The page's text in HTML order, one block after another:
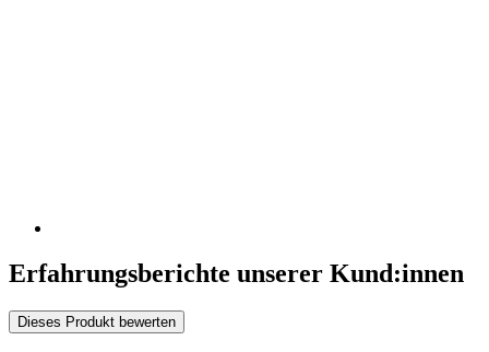
Erfahrungsberichte unserer Kund:innen
Dieses Produkt bewerten